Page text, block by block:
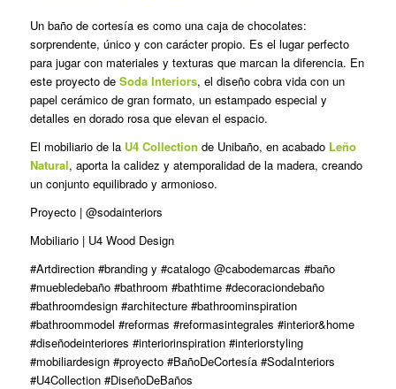
Un baño de cortesía es como una caja de chocolates:
sorprendente, único y con carácter propio. Es el lugar perfecto
para jugar con materiales y texturas que marcan la diferencia. En
este proyecto de Soda Interiors, el diseño cobra vida con un
papel cerámico de gran formato, un estampado especial y
detalles en dorado rosa que elevan el espacio.
El mobiliario de la U4 Collection de Unibaño, en acabado Leño
Natural, aporta la calidez y atemporalidad de la madera, creando
un conjunto equilibrado y armonioso.
Proyecto | @sodainteriors
Mobiliario | U4 Wood Design
#Artdirection #branding y #catalogo @cabodemarcas #baño
#muebledebaño #bathroom #bathtime #decoraciondebaño
#bathroomdesign #architecture #bathroominspiration
#bathroommodel #reformas #reformasintegrales #interior&home
#diseñodeinteriores #interiorinspiration #interiorstyling
#mobiliardesign #proyecto #BañoDeCortesía #SodaInteriors
#U4Collection #DiseñoDeBaños